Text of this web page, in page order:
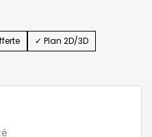
✓ Plan 2D/3D